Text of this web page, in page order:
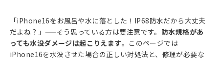
「iPhone16をお風呂や水に落とした！IP68防水だから大丈夫
だよね？」——そう思っている方は要注意です。 防水規格があ
っても水没ダメージは起こりえます。このページでは
iPhone16を水没させた場合の正しい対処法と、修理が必要な